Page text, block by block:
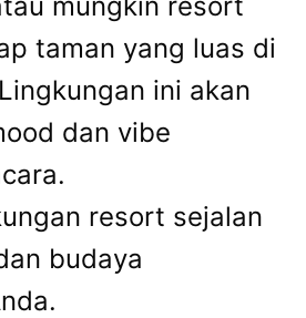
taman yang luas di
ini akan
dan vibe
resort sejalan
budaya